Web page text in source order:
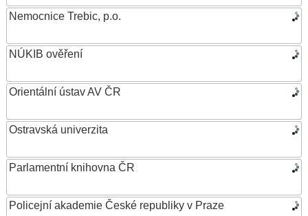
Nemocnice Trebic, p.o.
NÚKIB ověření
Orientální ústav AV ČR
Ostravská univerzita
Parlamentní knihovna ČR
Policejní akademie České republiky v Praze